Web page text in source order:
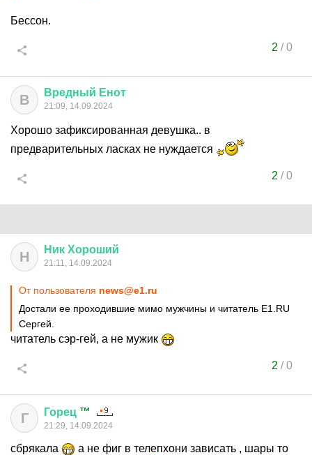
Бессон.
2 /0
В Вредный Енот
21:09, 14.09.2024
Хорошо зафиксированная девушка.. в
предварительных ласках не нуждается
2 /0
Н Ник Хороший
21:11, 14.09.2024
От пользователя news@e1.ru
Достали ее проходившие мимо мужчины и читатель E1.RU
Сергей.
читатель сэр-гей, а не мужик
2 /0
Г Горец ™
21:29, 14.09.2024
сбрякала
а не фиг в телепхони зависать , шары то